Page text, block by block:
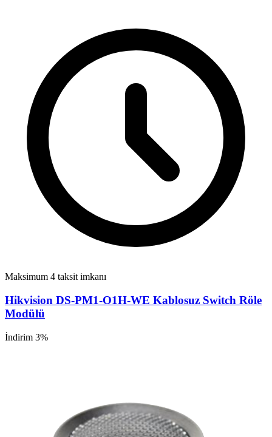
Maksimum 4 taksit imkanı
Hikvision DS-PM1-O1H-WE Kablosuz Switch Röle
Modülü
İndirim 3%